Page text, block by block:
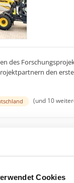
Cookies
des
den
modularen
profitieren, rückt mit
(und 10
Bauforum24 in